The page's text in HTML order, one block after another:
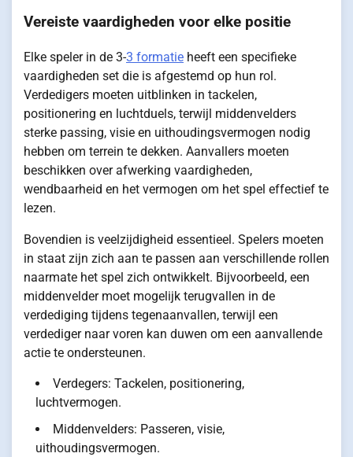
Vereiste vaardigheden voor elke positie
Elke speler in de 3-3 formatie heeft een specifieke
vaardigheden set die is afgestemd op hun rol.
Verdedigers moeten uitblinken in tackelen,
positionering en luchtduels, terwijl middenvelders
sterke passing, visie en uithoudingsvermogen nodig
hebben om terrein te dekken. Aanvallers moeten
beschikken over afwerking vaardigheden,
wendbaarheid en het vermogen om het spel effectief te
lezen.
Bovendien is veelzijdigheid essentieel. Spelers moeten
in staat zijn zich aan te passen aan verschillende rollen
naarmate het spel zich ontwikkelt. Bijvoorbeeld, een
middenvelder moet mogelijk terugvallen in de
verdediging tijdens tegenaanvallen, terwijl een
verdediger naar voren kan duwen om een aanvallende
actie te ondersteunen.
Verdegers: Tackelen, positionering,
luchtvermogen.
Middenvelders: Passeren, visie,
uithoudingsvermogen.